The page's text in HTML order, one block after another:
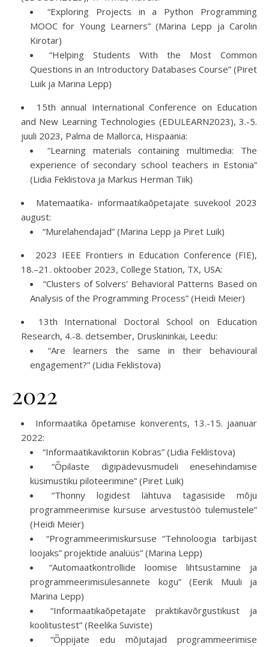
“Exploring Projects in a Python Programming
MOOC for Young Learners” (Marina Lepp ja Carolin
Kirotar)
“Helping Students With the Most Common
Questions in an Introductory Databases Course” (Piret
Luik ja Marina Lepp)
15th annual International Conference on Education
and New Learning Technologies (EDULEARN2023), 3.-5.
juuli 2023, Palma de Mallorca, Hispaania:
“Learning materials containing multimedia: The
experience of secondary school teachers in Estonia”
(Lidia Feklistova ja Markus Herman Tiik)
Matemaatika- informaatikaõpetajate suvekool 2023
august:
“Murelahendajad” (Marina Lepp ja Piret Luik)
2023 IEEE Frontiers in Education Conference (FIE),
18.–21. oktoober 2023, College Station, TX, USA:
“Clusters of Solvers’ Behavioral Patterns Based on
Analysis of the Programming Process” (Heidi Meier)
13th International Doctoral School on Education
Research, 4.-8. detsember, Druskininkai, Leedu:
“Are learners the same in their behavioural
engagement?” (Lidia Feklistova)
2022
Informaatika õpetamise konverents, 13.-15. jaanuar
2022:
“Informaatikaviktoriin Kobras” (Lidia Feklistova)
“Õpilaste digipädevusmudeli enesehindamise
küsimustiku piloteerimine” (Piret Luik)
“Thonny logidest lähtuva tagasiside mõju
programmeerimise kursuse arvestustöö tulemustele”
(Heidi Meier)
“Programmeerimiskursuse “Tehnoloogia tarbijast
loojaks” projektide analüüs” (Marina Lepp)
“Automaatkontrollide loomise lihtsustamine ja
programmeerimisülesannete kogu” (Eerik Muuli ja
Marina Lepp)
“Informaatikaõpetajate praktikavõrgustikust ja
koolitustest” (Reelika Suviste)
“Õppijate edu mõjutajad programmeerimise